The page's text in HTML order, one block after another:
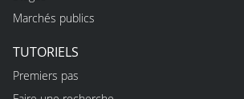
Marchés publics
TUTORIELS
Premiers pas